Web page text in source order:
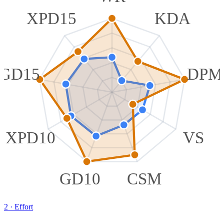
KDA
DPM
VS
CSM
GD10
XPD10
XPD15
2 · Effort